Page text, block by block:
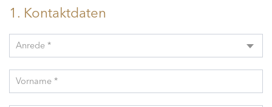
1. Kontaktdaten
Anrede *
Vorname *